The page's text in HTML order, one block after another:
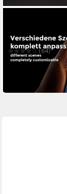
Schrankleuchte
Strip 5M
BKL1243(64)
17,99 € 19,99 €
in 2-3 Werktagen bei